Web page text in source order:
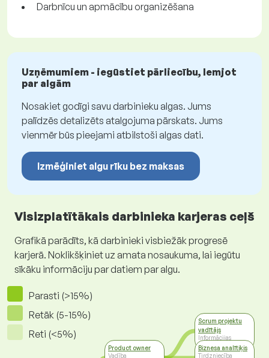
Darbnīcu un apmācību organizēšana
Uzņēmumiem - iegūstiet pārliecību, lemjot
par algām
Nosakiet godīgi savu darbinieku algas. Jums
palīdzēs detalizēts atalgojuma pārskats. Jums
vienmēr būs pieejami atbilstoši algas dati.
Izmēģiniet algu rīku bez maksas
Visizplatītākais darbinieka karjeras ceļš
Grafikā parādīts, kā darbinieki visbiežāk progresē
karjerā. Noklikšķiniet uz amata nosaukuma, lai iegūtu
sīkāku informāciju par datiem par algu.
Parasti (>15%)
Retāk (5-15%)
Reti (<5%)
Product owner
Vadība
Scrum projektu
vadītājs
Informācijas
tehnoloģijas
Biznesa analītiķis
Tirdzniecība